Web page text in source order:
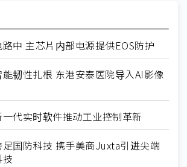
中 主芯片内部电源提供EOS防护
韧性扎根 东港安泰医院导入AI影像
代实时软件推动工业控制革新
国防科技 携手美商Juxta引进尖端